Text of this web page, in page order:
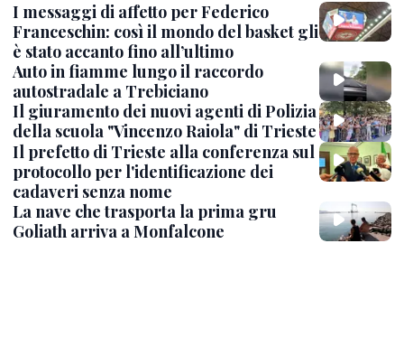
I messaggi di affetto per Federico
Franceschin: così il mondo del basket gli
è stato accanto fino all’ultimo
Auto in fiamme lungo il raccordo
autostradale a Trebiciano
Il giuramento dei nuovi agenti di Polizia
della scuola "Vincenzo Raiola" di Trieste
Il prefetto di Trieste alla conferenza sul
protocollo per l'identificazione dei
cadaveri senza nome
La nave che trasporta la prima gru
Goliath arriva a Monfalcone